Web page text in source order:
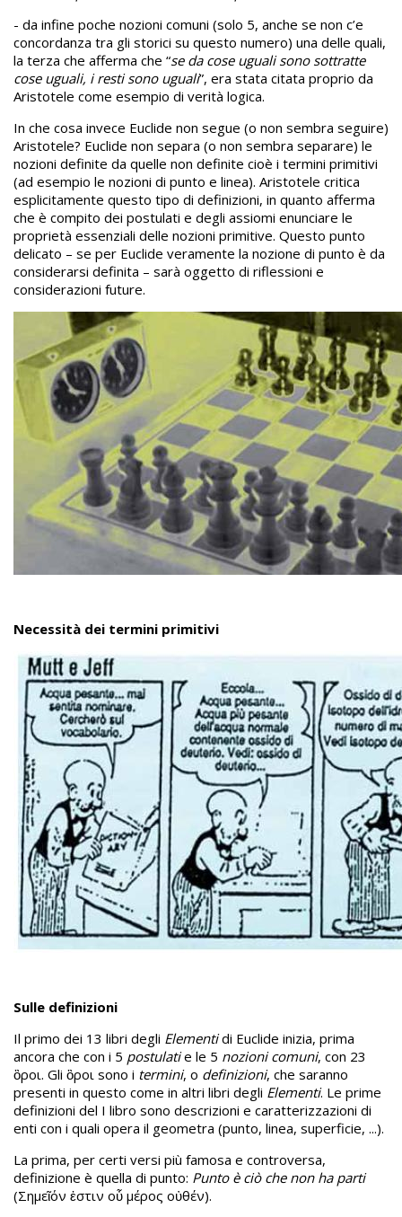
- da infine poche nozioni comuni (solo 5, anche se non c’e
concordanza tra gli storici su questo numero) una delle quali,
la terza che afferma che “se da cose uguali sono sottratte
cose uguali, i resti sono uguali”, era stata citata proprio da
Aristotele come esempio di verità logica.
In che cosa invece Euclide non segue (o non sembra seguire)
Aristotele? Euclide non separa (o non sembra separare) le
nozioni definite da quelle non definite cioè i termini primitivi
(ad esempio le nozioni di punto e linea). Aristotele critica
esplicitamente questo tipo di definizioni, in quanto afferma
che è compito dei postulati e degli assiomi enunciare le
proprietà essenziali delle nozioni primitive. Questo punto
delicato – se per Euclide veramente la nozione di punto è da
considerarsi definita – sarà oggetto di riflessioni e
considerazioni future.
Necessità dei termini primitivi
Sulle definizioni
Il primo dei 13 libri degli Elementidi Euclide inizia, prima
ancora che con i 5 postulatie le 5 nozioni comuni, con 23
ὃροι. Gli ὃροι sono i termini, o definizioni, che saranno
presenti in questo come in altri libri degli Elementi. Le prime
definizioni del I libro sono descrizioni e caratterizzazioni di
enti con i quali opera il geometra (punto, linea, superficie, ...).
La prima, per certi versi più famosa e controversa,
definizione è quella di punto: Punto è ciò che non ha parti
(Σημεῖόν ἐστιν οὗ μέρος οὐθέν).